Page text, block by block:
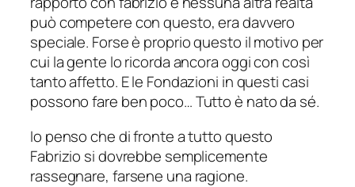
può competere con questo, era davvero
speciale. Forse è proprio questo il motivo per
cui la gente lo ricorda ancora oggi con così
tanto affetto. E le Fondazioni in questi casi
possono fare ben poco… Tutto è nato da sé.
Io penso che di fronte a tutto questo
Fabrizio si dovrebbe semplicemente
rassegnare, farsene una ragione.